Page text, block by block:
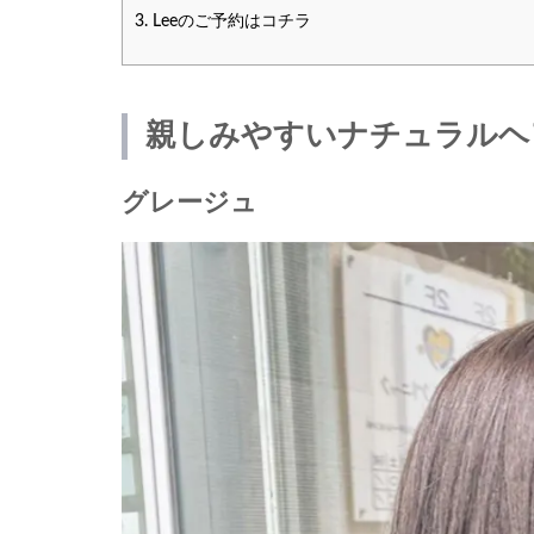
3. Leeのご予約はコチラ
親しみやすいナチュラル
グレージュ